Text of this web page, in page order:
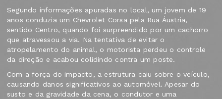
Segundo informações apuradas no local, um jovem de 19
anos conduzia um Chevrolet Corsa pela Rua Áustria,
sentido Centro, quando foi surpreendido por um cachorro
que atravessou a via. Na tentativa de evitar o
atropelamento do animal, o motorista perdeu o controle
da direção e acabou colidindo contra um poste.
Com a força do impacto, a estrutura caiu sobre o veículo,
causando danos significativos ao automóvel. Apesar do
susto e da gravidade da cena, o condutor e uma